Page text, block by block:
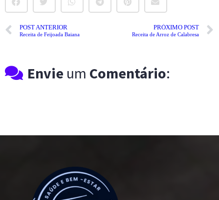
POST ANTERIOR
Receita de Feijoada Baiana
PRÓXIMO POST
Receita de Arroz de Calabresa
Envie um Comentário: